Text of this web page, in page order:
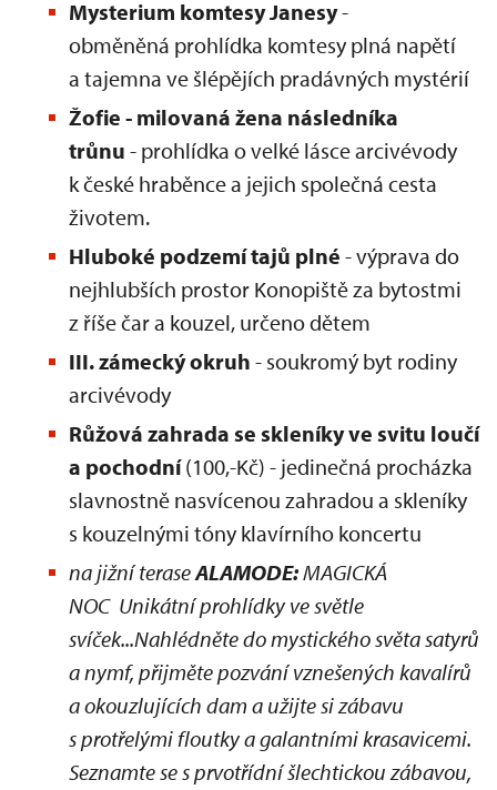
Mysterium komtesy Janesy-
obměněná prohlídka komtesy plná napětí
a tajemna ve šlépějích pradávných mystérií
Žofie - milovaná žena následníka
trůnu - prohlídka o velké lásce arcivévody
k české hraběnce a jejich společná cesta
životem.
Hluboké podzemí tajů plné - výprava do
nejhlubších prostor Konopiště za bytostmi
z říše čar a kouzel, určeno dětem
III. zámecký okruh - soukromý byt rodiny
arcivévody
Růžová zahrada se skleníky ve svitu loučí
a pochodní(100,-Kč) - jedinečná procházka
slavnostně nasvícenou zahradou a skleníky
s kouzelnými tóny klavírního koncertu
na jižní teraseALAMODE:MAGICKÁ
NOC Unikátní prohlídky ve světle
svíček...Nahlédněte do mystického světa satyrů
a nymf, přijměte pozvání vznešených kavalírů
a okouzlujících dam a užijte si zábavu
s protřelými floutky a galantními krasavicemi.
Seznamte se s prvotřídní šlechtickou zábavou,